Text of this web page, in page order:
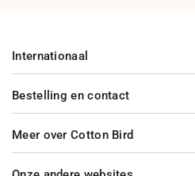
Bestelling en contact
Meer over Cotton Bird
Internationaal